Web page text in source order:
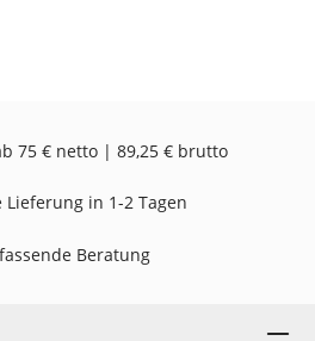
75 € netto | 89,25 € brutto
Lieferung in 1-2 Tagen
Beratung